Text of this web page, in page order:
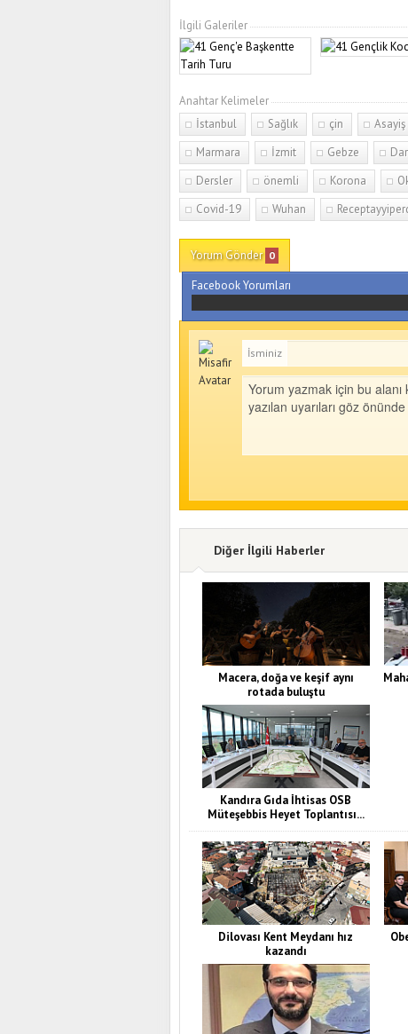
İlgili Galeriler
Anahtar Kelimeler
İstanbul
Sağlık çin Asayiş
Marmara
İzmit Gebze
Dersler
önemli Korona
Covid-19
Wuhan
Yorum Gönder 0
Facebook Yorumları
İsminiz
Diğer İlgili Haberler
Macera, doğa ve keşif aynı
rotada buluştu
Kandıra Gıda İhtisas OSB
Müteşebbis Heyet Toplantısı...
Dilovası Kent Meydanı hız
kazandı